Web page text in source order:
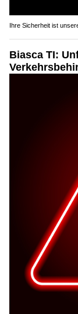
Ihre Sicherheit ist
Biasca TI: